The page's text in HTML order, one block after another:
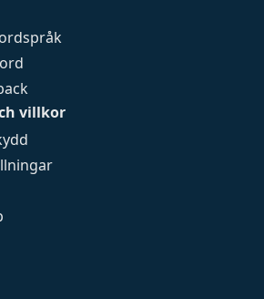
villkor